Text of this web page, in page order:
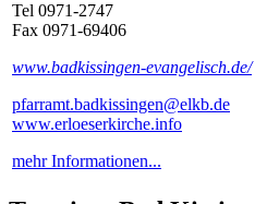
Tel 0971-2747
Fax 0971-69406
www.badkissingen-evangelisch.de/
pfarramt.badkissingen@elkb.de
www.erloeserkirche.info
mehr Informationen...